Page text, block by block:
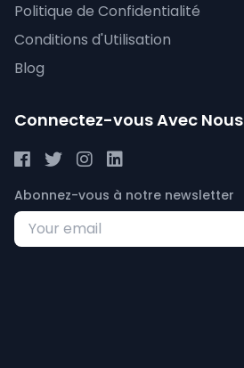
Politique de Confidentialité
Conditions d'Utilisation
Blog
Connectez-vous Avec Nous
Abonnez-vous à notre newsletter